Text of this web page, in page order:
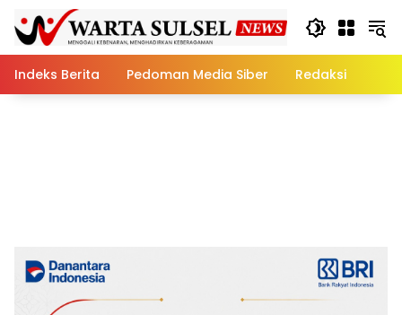
content
Indeks Berita
Pedoman Media Siber Redaksi